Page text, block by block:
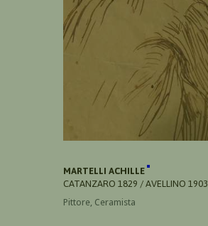
MARTELLI ACHILLE
CATANZARO 1829 / AVELLINO 1903
Pittore, Ceramista